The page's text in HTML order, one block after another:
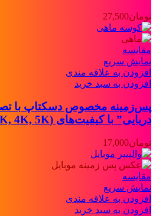
تومان27,500
مقايسه
نمایش سریع
افزودن به علاقه مندی
افزودن به سبد خرید
پس‌زمینه مخصوص دسکتاپ با
دریایی” با کیفیت‌های (HD, FHD, 2K, 4K, 5K)
تومان17,000
مقايسه
نمایش سریع
افزودن به علاقه مندی
افزودن به سبد خرید